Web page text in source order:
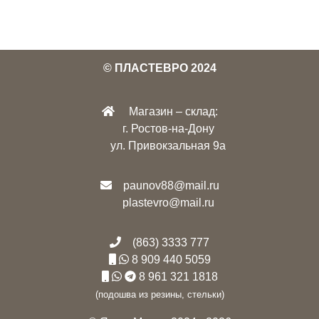
© ПЛАСТЕВРО 2024
Магазин – склад:
г. Ростов-на-Дону
ул. Привокзальная 9а
paunov88@mail.ru
plastevro@mail.ru
(863) 3333 777
8 909 440 5059
8 961 321 1818
(подошва из резины, стельки)